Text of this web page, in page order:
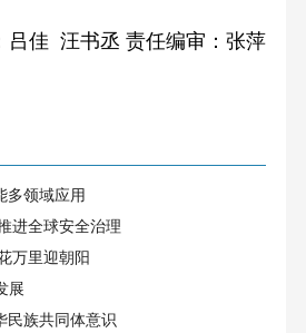
吕佳 汪书丞责任编审：张萍
多领域应用
进全球安全治理
万里迎朝阳
展
民族共同体意识